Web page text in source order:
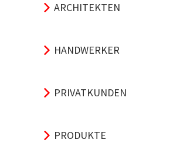
ARCHITEKTEN
HANDWERKER
PRIVATKUNDEN
PRODUKTE